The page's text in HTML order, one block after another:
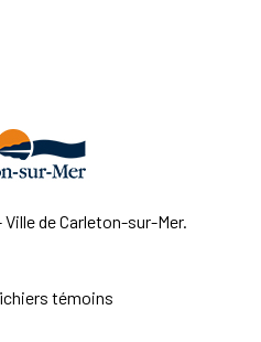
de Carleton-sur-Mer.
témoins